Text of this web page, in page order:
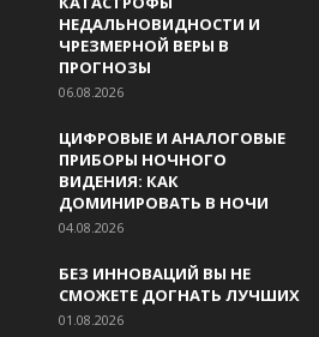
НЕДАЛЬНОВИДНОСТИ И
ЧРЕЗМЕРНОЙ ВЕРЫ В
ПРОГНОЗЫ
06.08.2026
ЦИФРОВЫЕ И АНАЛОГОВЫЕ
ПРИБОРЫ НОЧНОГО
ВИДЕНИЯ: КАК
ДОМИНИРОВАТЬ В НОЧИ
04.08.2026
БЕЗ ИННОВАЦИЙ ВЫ НЕ
СМОЖЕТЕ ДОГНАТЬ ЛУЧШИХ
01.08.2026